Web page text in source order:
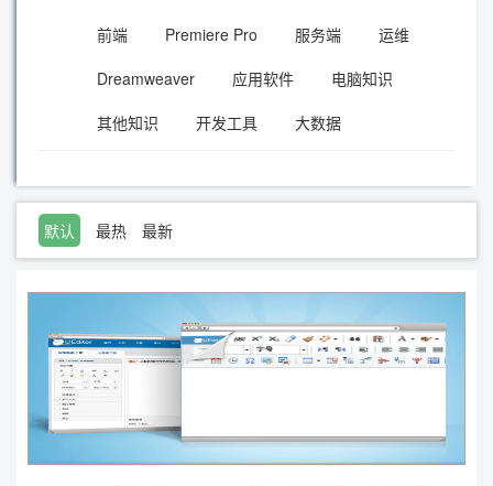
前端
Premiere Pro 服务端
运维
Dreamweaver
应用软件
电脑知识
其他知识
开发工具 大数据
默认 最热 最新